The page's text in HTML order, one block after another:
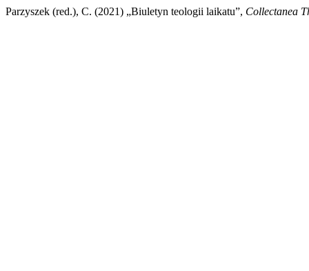
Parzyszek (red.), C. (2021) „Biuletyn teologii laikatu”, Collectanea